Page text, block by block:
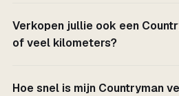
Verkopen jullie ook een
of veel kilometers?
Hoe snel is mijn Countryman